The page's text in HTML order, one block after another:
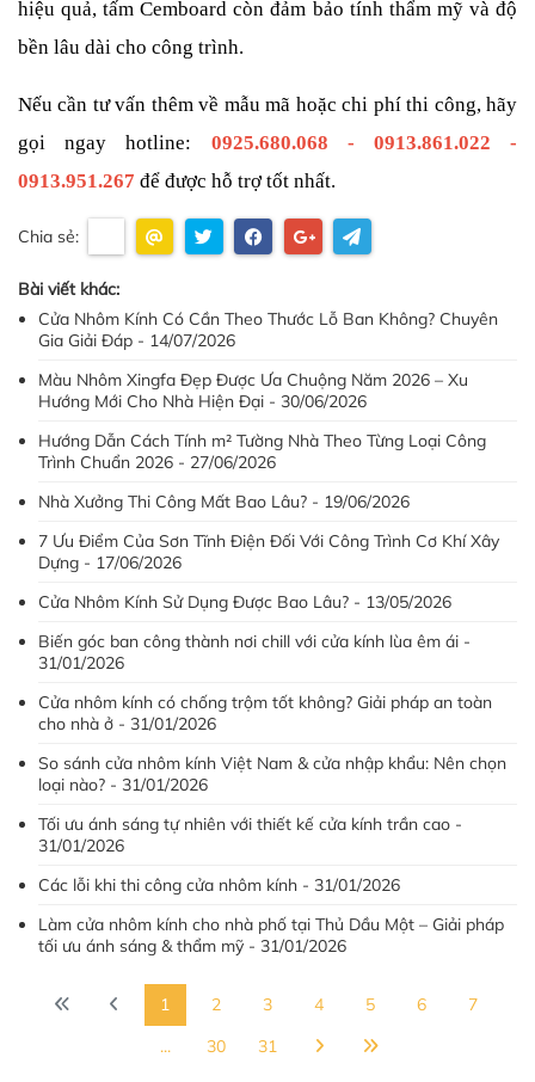
hiệu quả, tấm Cemboard còn đảm bảo tính thẩm mỹ và độ
bền lâu dài cho công trình.
Nếu cần tư vấn thêm về mẫu mã hoặc chi phí thi công, hãy
gọi ngay hotline: 0925.680.068 - 0913.861.022 -
0913.951.267 để được hỗ trợ tốt nhất.
Chia sẻ:
Bài viết khác:
Cửa Nhôm Kính Có Cần Theo Thước Lỗ Ban Không? Chuyên
Gia Giải Đáp - 14/07/2026
Màu Nhôm Xingfa Đẹp Được Ưa Chuộng Năm 2026 – Xu
Hướng Mới Cho Nhà Hiện Đại - 30/06/2026
Hướng Dẫn Cách Tính m² Tường Nhà Theo Từng Loại Công
Trình Chuẩn 2026 - 27/06/2026
Nhà Xưởng Thi Công Mất Bao Lâu? - 19/06/2026
7 Ưu Điểm Của Sơn Tĩnh Điện Đối Với Công Trình Cơ Khí Xây
Dựng - 17/06/2026
Cửa Nhôm Kính Sử Dụng Được Bao Lâu? - 13/05/2026
Biến góc ban công thành nơi chill với cửa kính lùa êm ái -
31/01/2026
Cửa nhôm kính có chống trộm tốt không? Giải pháp an toàn
cho nhà ở - 31/01/2026
So sánh cửa nhôm kính Việt Nam & cửa nhập khẩu: Nên chọn
loại nào? - 31/01/2026
Tối ưu ánh sáng tự nhiên với thiết kế cửa kính trần cao -
31/01/2026
Các lỗi khi thi công cửa nhôm kính - 31/01/2026
Làm cửa nhôm kính cho nhà phố tại Thủ Dầu Một – Giải pháp
tối ưu ánh sáng & thẩm mỹ - 31/01/2026
1 2 3 4 5 6
7
...
30 31